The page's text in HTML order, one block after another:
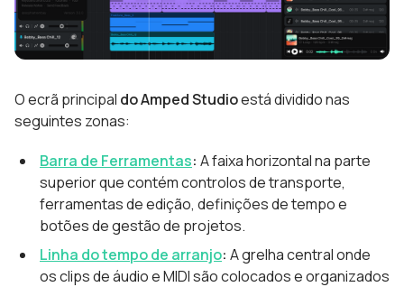
O ecrã principal do Amped Studioestá dividido nas
seguintes zonas:
Barra de Ferramentas: A faixa horizontal na parte
superior que contém controlos de transporte,
ferramentas de edição, definições de tempo e
botões de gestão de projetos.
Linha do tempo de arranjo: A grelha central onde
os clips de áudio e MIDI são colocados e organizados